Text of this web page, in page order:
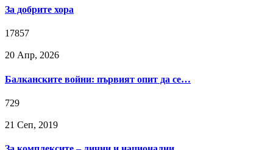
За добрите хора
17857
20 Апр, 2026
Балканските войни: първият опит да се…
729
21 Сeп, 2019